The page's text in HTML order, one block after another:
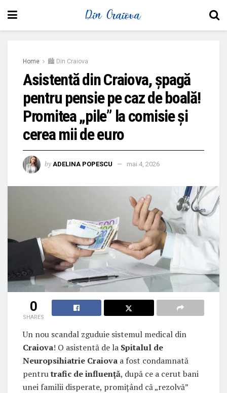
Home 🏙 Din Craiova
Asistentă din Craiova, șpagă
pentru pensie pe caz de boală!
Promitea „pile” la comisie și
cerea mii de euro
by ADELINA POPESCU mai 4, 2026
0
SHARES
Un nou scandal zguduie sistemul medical din
Craiova! O asistentă de la Spitalul de
Neuropsihiatrie Craiova a fost condamnată
pentrutrafic de influență, după ce a cerut bani
unei familii disperate, promițând că „rezolvă”